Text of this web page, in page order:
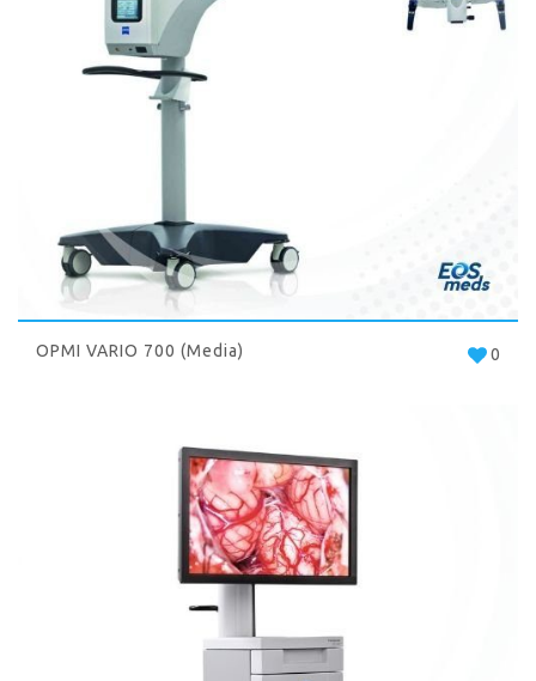
0
OPMI VARIO 700 (Media)